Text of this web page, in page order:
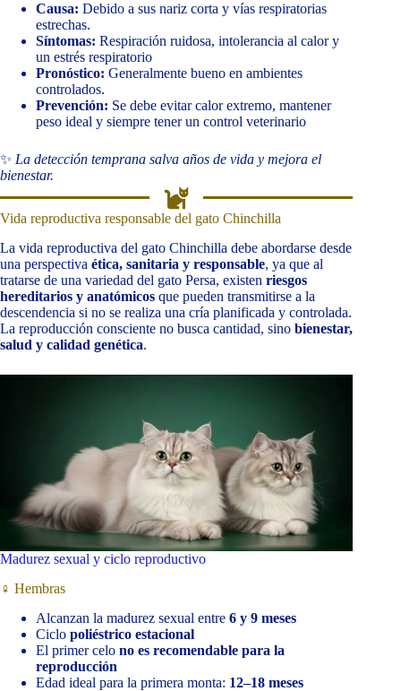
Causa: Debido a sus nariz corta y vías respiratorias
estrechas.
Síntomas: Respiración ruidosa, intolerancia al calor y
un estrés respiratorio
Pronóstico: Generalmente bueno en ambientes
controlados.
Prevención: Se debe evitar calor extremo, mantener
peso ideal y siempre tener un control veterinario
✨ La detección temprana salva años de vida y mejora el
bienestar.
Vida reproductiva responsable del gato Chinchilla
La vida reproductiva del gato Chinchilla debe abordarse desde
una perspectiva ética, sanitaria y responsable, ya que al
tratarse de una variedad del gato Persa, existen riesgos
hereditarios y anatómicos que pueden transmitirse a la
descendencia si no se realiza una cría planificada y controlada.
La reproducción consciente no busca cantidad, sino bienestar,
salud y calidad genética.
Madurez sexual y ciclo reproductivo
♀️ Hembras
Alcanzan la madurez sexual entre 6 y 9 meses
Ciclo poliéstrico estacional
El primer celo no es recomendable para la
reproducción
Edad ideal para la primera monta: 12–18 meses